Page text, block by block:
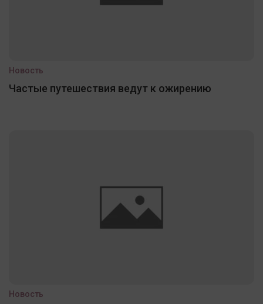
Новость
Частые путешествия ведут к ожирению
Новость